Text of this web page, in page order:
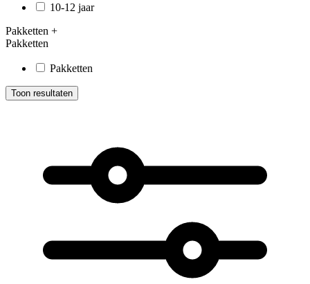
10-12 jaar
Pakketten +
Pakketten
Pakketten
Toon resultaten